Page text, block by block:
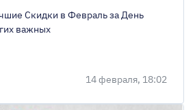
Скидки в Февраль за День
важных
14 февраля, 18:02